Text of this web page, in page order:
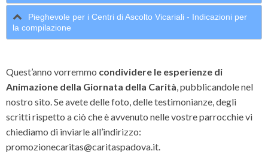
Pieghevole per i Centri di Ascolto Vicariali - Indicazioni per
la compilazione
Quest’anno vorremmo condividere le esperienze di
Animazione della Giornata della Carità, pubblicandole nel
nostro sito. Se avete delle foto, delle testimonianze, degli
scritti rispetto a ciò che è avvenuto nelle vostre parrocchie vi
chiediamo di inviarle all’indirizzo:
promozionecaritas@caritaspadova.it.